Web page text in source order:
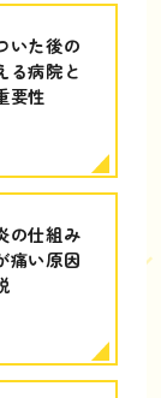
いた後の
る病院と
要性
の仕組み
痛い原因